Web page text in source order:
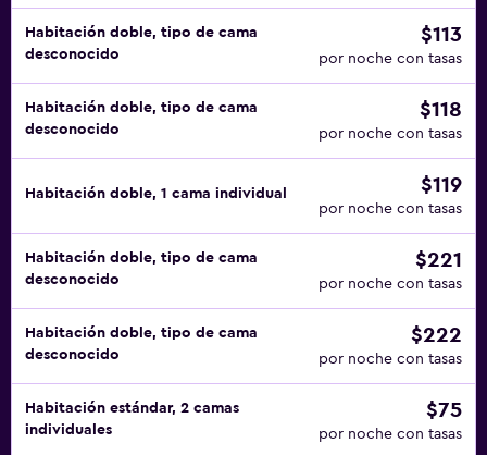
Habitación doble, tipo de cama
desconocido
$113
por noche con tasas
Habitación doble, tipo de cama
desconocido
$118
por noche con tasas
Habitación doble, 1 cama individual $119
por noche con tasas
Habitación doble, tipo de cama
desconocido
$221
por noche con tasas
Habitación doble, tipo de cama
desconocido
$222
por noche con tasas
Habitación estándar, 2 camas
individuales
$75
por noche con tasas